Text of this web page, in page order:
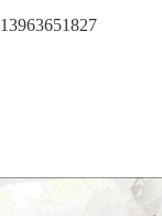
13963651827